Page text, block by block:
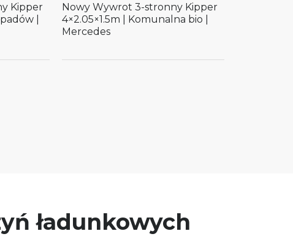
Kipper
|
Nowy Wywrot 3-stronny Kipper
4×2.05×1.5m | Komunalna bio |
Mercedes
ładunkowych